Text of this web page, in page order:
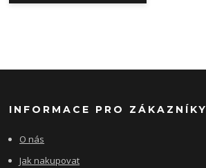
INFORMACE PRO ZÁKAZNÍKY
O nás
Jak nakupovat